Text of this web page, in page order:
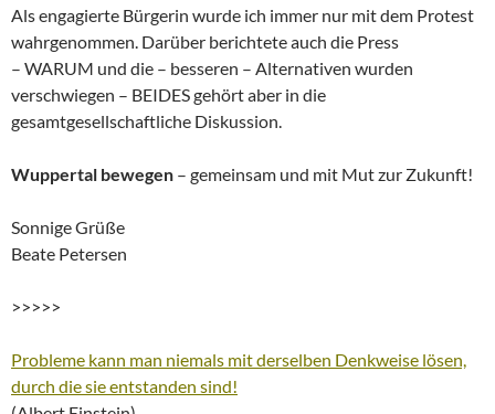
Als engagierte Bürgerin wurde ich immer nur mit dem Protest
wahrgenommen. Darüber berichtete auch die Press
– WARUM und die – besseren – Alternativen wurden
verschwiegen – BEIDES gehört aber in die
gesamtgesellschaftliche Diskussion.
Wuppertal bewegen – gemeinsam und mit Mut zur Zukunft!
Sonnige Grüße
Beate Petersen
>>>>>
Probleme kann man niemals mit derselben Denkweise lösen,
durch die sie entstanden sind!